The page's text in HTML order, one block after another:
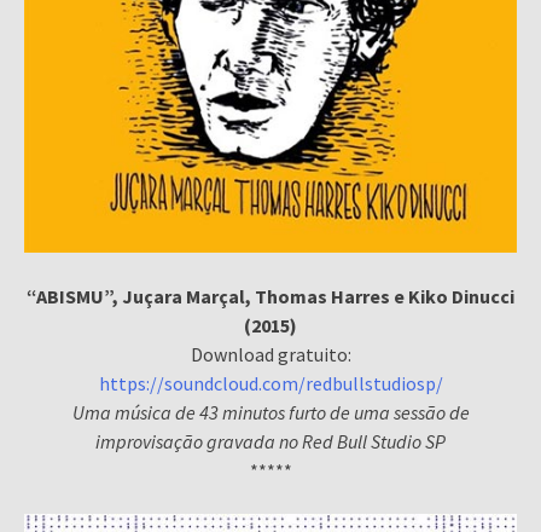
“ABISMU”, Juçara Marçal, Thomas Harres e Kiko Dinucci
(2015)
Download gratuito:
https://soundcloud.com/redbullstudiosp/
Uma música de 43 minutos furto de uma sessão de
improvisação gravada no Red Bull Studio SP
*****